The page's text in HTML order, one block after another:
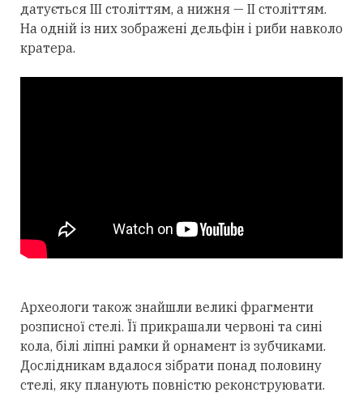
датується III століттям, а нижня — II століттям.
На одній із них зображені дельфін і риби навколо
кратера.
Археологи також знайшли великі фрагменти
розписної стелі. Її прикрашали червоні та сині
кола, білі ліпні рамки й орнамент із зубчиками.
Дослідникам вдалося зібрати понад половину
стелі, яку планують повністю реконструювати.